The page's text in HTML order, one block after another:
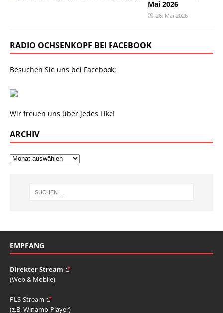
Mai 2026
26. Mai 2026
RADIO OCHSENKOPF BEI FACEBOOK
Besuchen Sie uns bei Facebook:
Wir freuen uns über jedes Like!
ARCHIV
EMPFANG
Direkter Stream
(Web & Mobile)
PLS-Stream
(z.B. Winamp-Player)